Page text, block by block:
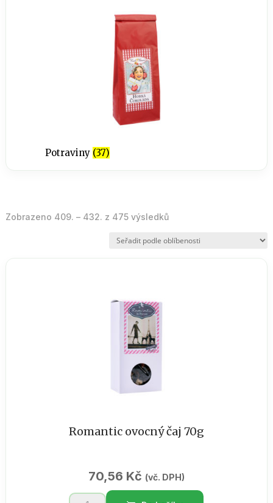
Potraviny (37)
Zobrazeno 409. – 432. z 475 výsledkůSeřazeno
oblíbenosti
Romantic ovocný čaj 70g
70,56 Kč (vč. DPH)
Romantic